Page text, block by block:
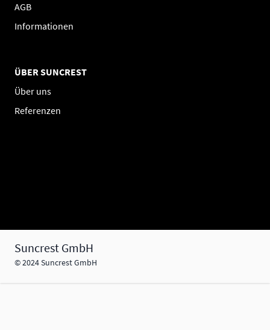
AGB
Informationen
ÜBER SUNCREST
Über uns
Referenzen
Suncrest GmbH
© 2024 Suncrest GmbH